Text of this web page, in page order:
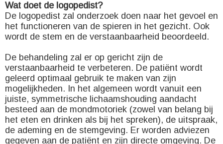
Wat doet de logopedist?
De logopedist zal onderzoek doen naar het gevoel en
het functioneren van de spieren in het gezicht. Ook
wordt de stem en de verstaanbaarheid beoordeeld.
De behandeling zal er op gericht zijn de
verstaanbaarheid te verbeteren. De patiënt wordt
geleerd optimaal gebruik te maken van zijn
mogelijkheden. In het algemeen wordt vanuit een
juiste, symmetrische lichaamshouding aandacht
besteed aan de mondmotoriek (zowel van belang bij
het eten en drinken als bij het spreken), de uitspraak,
de ademing en de stemgeving. Er worden adviezen
gegeven aan de patiënt en zijn directe omgeving. De